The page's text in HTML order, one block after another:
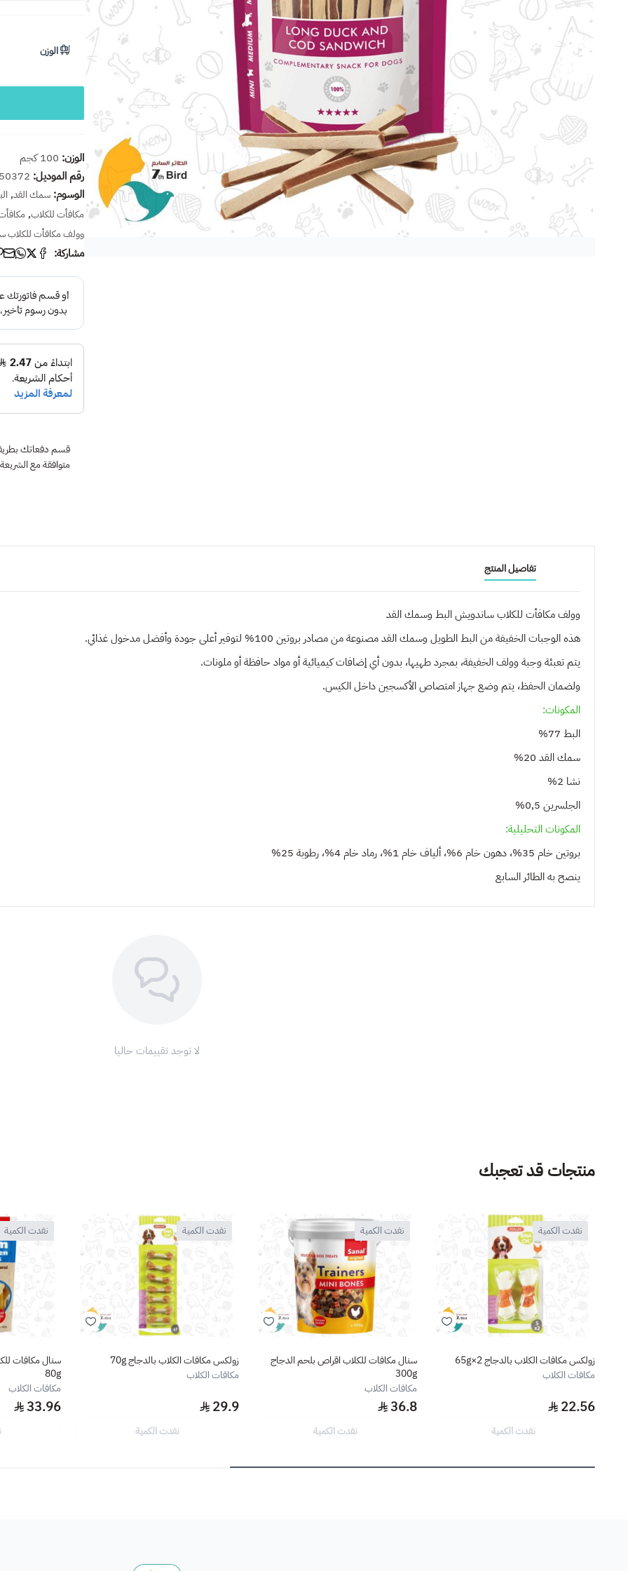
الوزن
الوزن: 100 كجم
رقم الموديل:
الوسوم:سمك القد,
مكافأت للكلاب,
وولف مكافأت للكلاب
مشاركة:
متوافقة مع
تفاصيل المنتج
وولف مكافأت للكلاب ساندويش البط وسمك القد
هذه الوجبات الخفيفة من البط الطويل وسمك القد مصنوعة من مصادر بروتين 100% لتوفير أعلى جودة وأفضل مدخول غذائي.
يتم تعبئة وجبة وولف الخفيفة، بمجرد طهيها، بدون أي إضافات كيميائية أو مواد حافظة أو ملونات.
ولضمان الحفظ، يتم وضع جهاز امتصاص الأكسجين داخل الكيس.
المكونات:
البط 77%
سمك القد 20%
نشا 2%
الجلسرين 0,5%
المكونات التحليلية:
بروتين خام 35%، دهون خام 6%، ألياف خام 1%، رماد خام 4%، رطوبة 25%
ينصح بهالطائر السابع
لا توجد تقييمات حاليا
منتجات قد تعجبك
نفدت الكمية
زولكس مكافات الكلاب بالدجاج 65g×2
مكافات الكلاب
22.56
نفدت الكمية
نفدت الكمية
سنال مكافات للكلاب اقراص بلحم الدجاج
300g
مكافات الكلاب
36.8
نفدت الكمية
نفدت الكمية
زولكس مكافات الكلاب بالدجاج 70g
مكافات الكلاب
29.9
نفدت الكمية
نفدت الكمية
سنال مكافات
80g
مكافات الكلاب
33.96